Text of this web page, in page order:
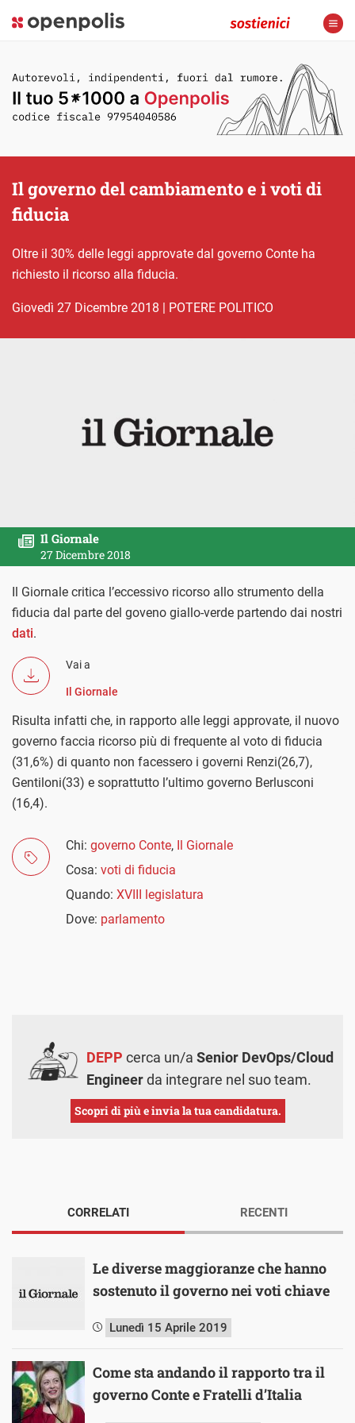
Il governo del cambiamento e i voti di
fiducia
Oltre il 30% delle leggi approvate dal governo Conte ha
richiesto il ricorso alla fiducia.
giovedì 27 Dicembre 2018 | POTERE POLITICO
Il Giornale
27 Dicembre 2018
Il Giornale critica l’eccessivo ricorso allo strumento della
fiducia dal parte del goveno giallo-verde partendo dai nostri
dati.
Vai a
Il Giornale
Risulta infatti che, in rapporto alle leggi approvate, il nuovo
governo faccia ricorso più di frequente al voto di fiducia
(31,6%) di quanto non facessero i governi Renzi(26,7),
Gentiloni(33) e soprattutto l’ultimo governo Berlusconi
(16,4).
Chi: governo Conte, Il Giornale
Cosa: voti di fiducia
Quando: XVIII legislatura
Dove: parlamento
DEPP cerca un/a Senior DevOps/Cloud
Engineerda integrare nel suo team.
Scopri di più e invia la tua candidatura.
CORRELATI
Le diverse maggioranze che hanno
sostenuto il governo nei voti chiave
Lunedì 15 Aprile 2019
Come sta andando il rapporto tra il
governo Conte e Fratelli d’Italia
RECENTI